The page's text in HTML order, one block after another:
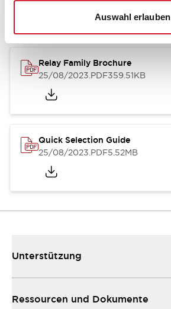
Auswahl erlauben
Relay Family Brochure
25/08/2023.PDF359.51KB
Quick Selection Guide
25/08/2023.PDF5.52MB
Unterstützung
Ressourcen und Dokumente